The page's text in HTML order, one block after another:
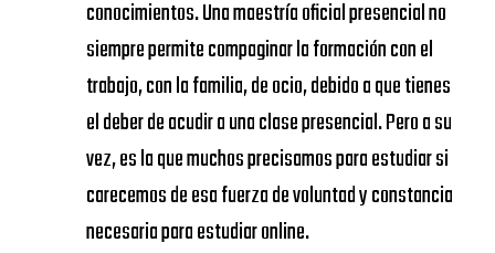
URJC
Universidad
Rey Juan
Carlos
https://www.urjc.es/
VIU
Universidad
Internacional
https://
UNIVERSIDAD
DE
NAVARRA –
SCHOOL
OF
ECONOMICS
AND
conocimientos. Una maestría oficial presencial no
siempre permite compaginar la formación con el
trabajo, con la familia, de ocio, debido a que tienes
el deber de acudir a una clase presencial. Pero a su
vez, es la que muchos precisamos para estudiar si
carecemos de esa fuerza de voluntad y constancia
necesaria para estudiar online.